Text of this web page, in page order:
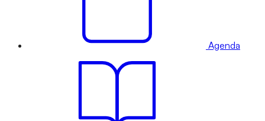
Agenda